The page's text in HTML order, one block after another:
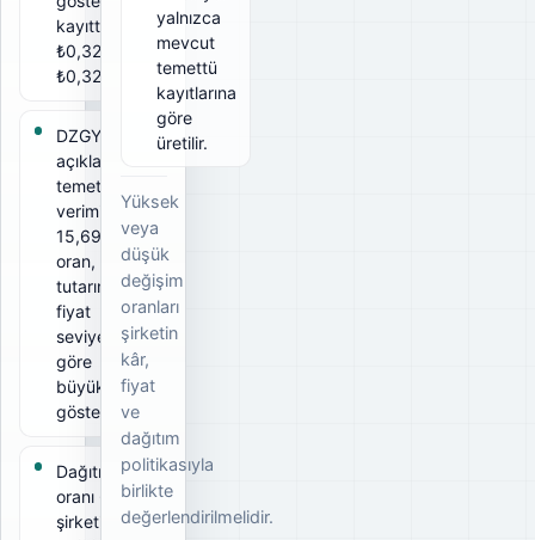
kayıtta brüt
₺0,32, net
₺0,32.
DZGYO için
açıklanan
temettü
verimi
15,69%. Bu
oran, ödeme
tutarının ilgili
fiyat
seviyesine
göre
büyüklüğünü
gösterir.
Dağıtım
oranı 63%;
şirketin elde
yalnızca
mevcut
temettü
kayıtlarına
göre
üretilir.
Yüksek
veya
düşük
değişim
oranları
şirketin
kâr,
fiyat
ve
dağıtım
politikasıyla
birlikte
değerlendirilmelidir.